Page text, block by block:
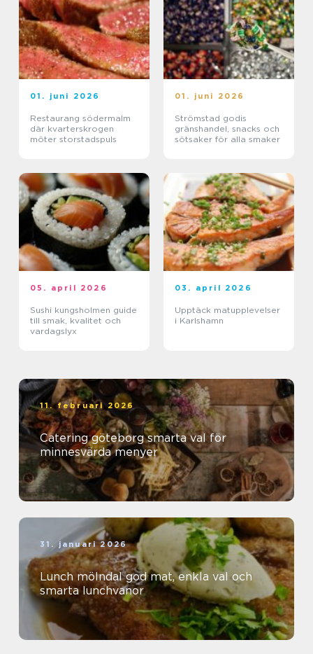
01. juni 2026
Restaurang södermalm
där kvarterskrogen
möter storstadspuls
01. juni 2026
Strömstad godis
gränshandel, snacks och
sötsaker för alla smaker
05. april 2026
Sushi kungsholmen guide
till smak, kvalitet och
vardagslyx
03. april 2026
Upptäck matupplevelser
i Karlshamn
11. februari 2026
Catering göteborg smarta val för
minnesvärda menyer
31. januari 2026
Lunch mölndal god mat, enkla val och
smarta lunchvanor